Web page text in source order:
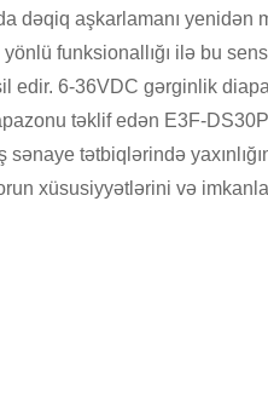
dəqiq aşkarlamanı yenidən
funksionallığı ilə bu
edir. 6-36VDC gərginlik
təklif edən E3F-
tətbiqlərində
xüsusiyyətlərini və